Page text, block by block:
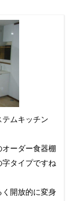
ムキッチン
ーダー食器棚
タイプですね
開放的に変身